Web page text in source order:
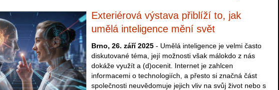
Exteriérová výstava přiblíží to, jak
umělá inteligence mění svět
Brno, 26. září 2025 - Umělá inteligence je velmi často
diskutované téma, její možnosti však málokdo z nás
dokáže využít a (d)ocenit. Internet je zahlcen
informacemi o technologiích, a přesto si značná část
společnosti neuvědomuje jejich vliv na svůj život nebo s